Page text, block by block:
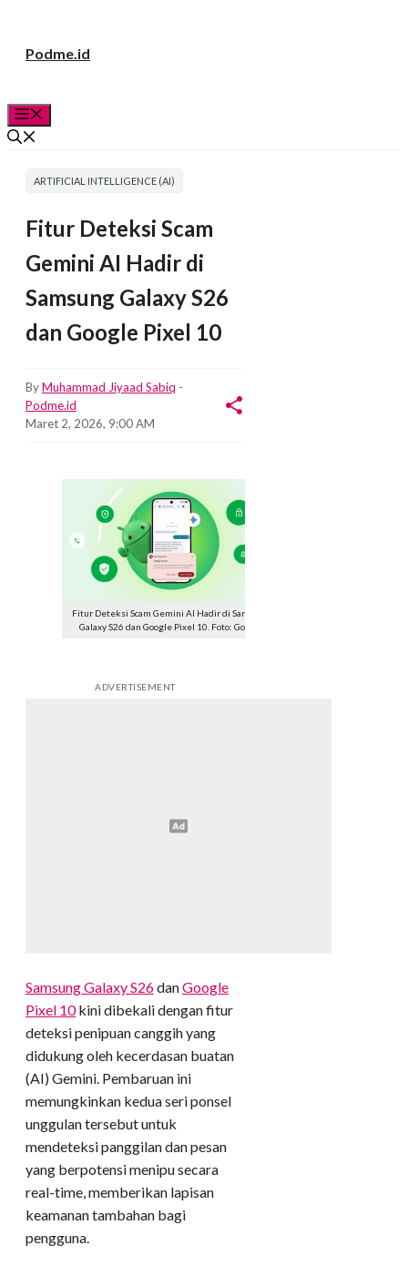
Podme.id
ARTIFICIAL INTELLIGENCE (AI)
Fitur Deteksi Scam
Gemini AI Hadir di
Samsung Galaxy S26
dan Google Pixel 10
ByMuhammad Jiyaad Sabiq -
Podme.id
Maret 2, 2026, 9:00 AM
Fitur Deteksi Scam Gemini AI Hadir di Samsung
Galaxy S26 dan Google Pixel 10. Foto: Google
ADVERTISEMENT
Samsung Galaxy S26danGoogle
Pixel 10kini dibekali dengan fitur
deteksi penipuan canggih yang
didukung oleh kecerdasan buatan
(AI) Gemini. Pembaruan ini
memungkinkan kedua seri ponsel
unggulan tersebut untuk
mendeteksi panggilan dan pesan
yang berpotensi menipu secara
real-time, memberikan lapisan
keamanan tambahan bagi
pengguna.